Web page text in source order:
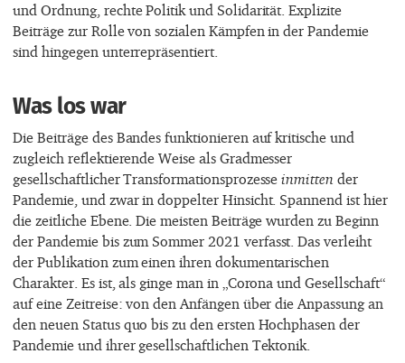
und Ordnung, rechte Politik und Solidarität. Explizite
Beiträge zur Rolle von sozialen Kämpfen in der Pandemie
sind hingegen unterrepräsentiert.
Was los war
Die Beiträge des Bandes funktionieren auf kritische und
zugleich reflektierende Weise als Gradmesser
gesellschaftlicher Transformationsprozesseinmitten der
Pandemie, und zwar in doppelter Hinsicht. Spannend ist hier
die zeitliche Ebene. Die meisten Beiträge wurden zu Beginn
der Pandemie bis zum Sommer 2021 verfasst. Das verleiht
der Publikation zum einen ihren dokumentarischen
Charakter. Es ist, als ginge man in „Corona und Gesellschaft“
auf eine Zeitreise: von den Anfängen über die Anpassung an
den neuen Status quo bis zu den ersten Hochphasen der
Pandemie und ihrer gesellschaftlichen Tektonik.